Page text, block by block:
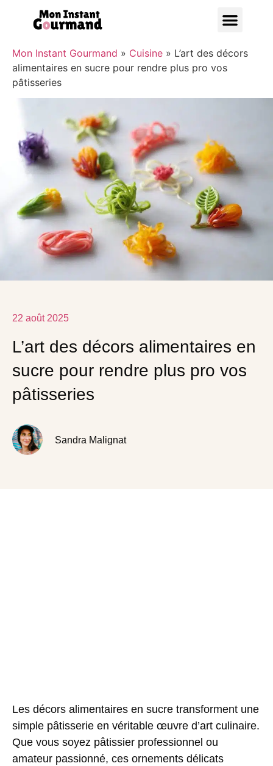
Mon Instant Gourmand » Cuisine » L’art des décors
alimentaires en sucre pour rendre plus pro vos
pâtisseries
22 août 2025
L’art des décors alimentaires en
sucre pour rendre plus pro vos
pâtisseries
Sandra Malignat
Les décors alimentaires en sucre transforment une
simple pâtisserie en véritable œuvre d’art culinaire.
Que vous soyez pâtissier professionnel ou
amateur passionné, ces ornements délicats